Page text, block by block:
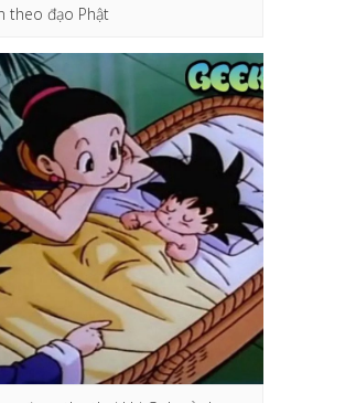
theo đạo Phật